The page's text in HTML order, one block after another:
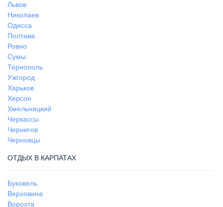
Львов
Николаев
Одесса
Полтава
Ровно
Сумы
Тернополь
Ужгород
Харьков
Херсон
Хмельницкий
Черкассы
Чернигов
Черновцы
ОТДЫХ В КАРПАТАХ
Буковель
Верховина
Ворохта